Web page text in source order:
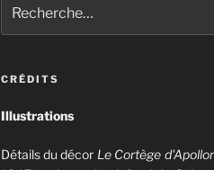
pour
:
CRÉDITS
Illustrations
Détails du décor Le Cortège